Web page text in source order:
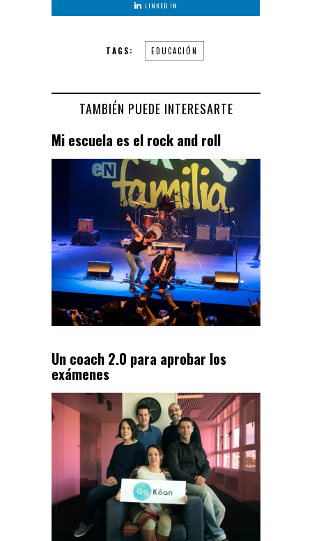
LINKED IN
TAGS: EDUCACIÓN
TAMBIÉN PUEDE INTERESARTE
Mi escuela es el rock and roll
Un coach 2.0 para aprobar los
exámenes